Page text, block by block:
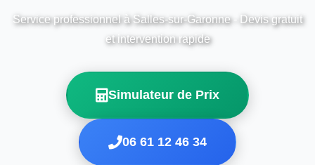
Service professionnel à Salles-sur-Garonne - Devis gratuit
et intervention rapide
Simulateur de Prix
06 61 12 46 34